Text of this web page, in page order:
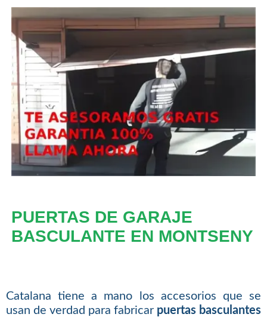
PUERTAS DE GARAJE
BASCULANTE EN MONTSENY
Catalana tiene a mano los accesorios que se
usan de verdad para fabricar puertas basculantes